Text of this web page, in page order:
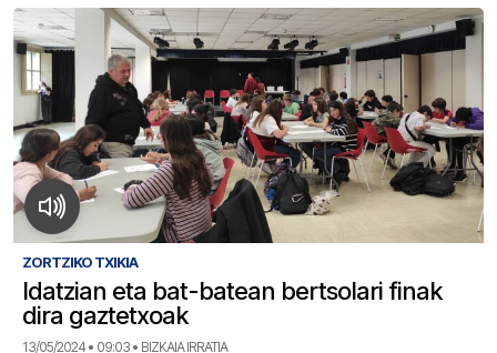
ZORTZIKO TXIKIA
Idatzian eta bat-batean bertsolari finak
dira gaztetxoak
13/05/2024 • 09:03 • BIZKAIA IRRATIA